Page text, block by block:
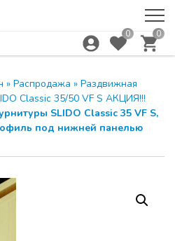
0 0
» Распродажа » Раздвижная
Classic 35/50 VF S АКЦИЯ!!!
SLIDO Classic 35 VF S,
под нижней панелью